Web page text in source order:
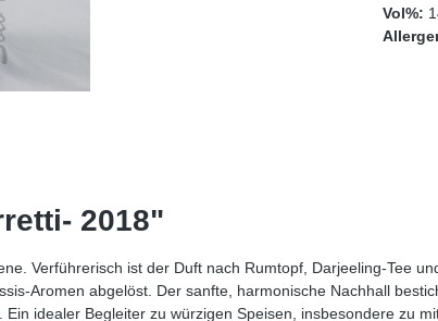
Vol%:
2018"
Verführerisch ist der Duft nach Rumtopf, Darjeeling-Tee
Aromen abgelöst. Der sanfte, harmonische Nachhall
idealer Begleiter zu würzigen Speisen, insbesondere zu